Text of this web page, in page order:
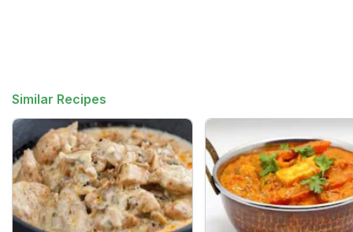
Similar Recipes